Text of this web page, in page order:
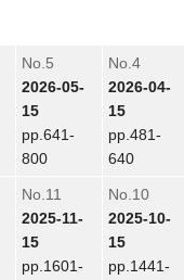
No.5
2026-05-
15
pp.641-
800
No.4
2026-04-
15
pp.481-
640
No.11
2025-11-
15
pp.1601-
No.10
2025-10-
15
pp.1441-